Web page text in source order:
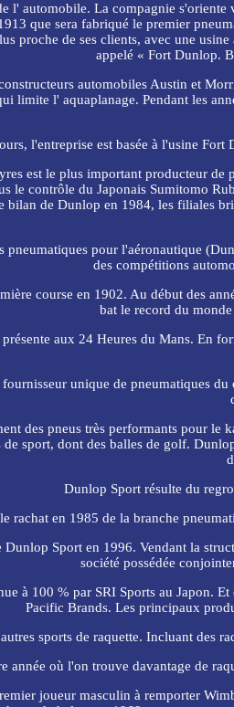
l' automobile. La compagnie
que sera fabriqué le premier
proche de ses clients, avec une
appelé « Fort Dunlop.
automobiles Austin et
limite l' aquaplanage. Pendant les
l'entreprise est basée à l'usine
est le plus important producteur de
le contrôle du Japonais Sumitomo
bilan de Dunlop en 1984, les filiales
pneumatiques pour l'aéronautique
des compétitions
course en 1902. Au début des
bat le record du
présente aux 24 Heures du Mans. En
unique de pneumatiques
des pneus très performants pour le
de sport, dont des balles de golf.
Dunlop Sport résulte du
rachat en 1985 de la branche
Dunlop Sport en 1996. Vendant la
société possédée
à 100 % par SRI Sports au Japon.
Pacific Brands. Les principaux
sports de raquette. Incluant des
année où l'on trouve davantage de
joueur masculin à remporter